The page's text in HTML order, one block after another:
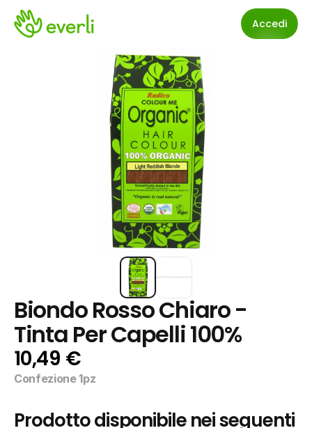
Accedi
Biondo Rosso Chiaro -
Tinta Per Capelli 100%
10,49 €
Confezione 1pz
Prodotto disponibile nei seguenti